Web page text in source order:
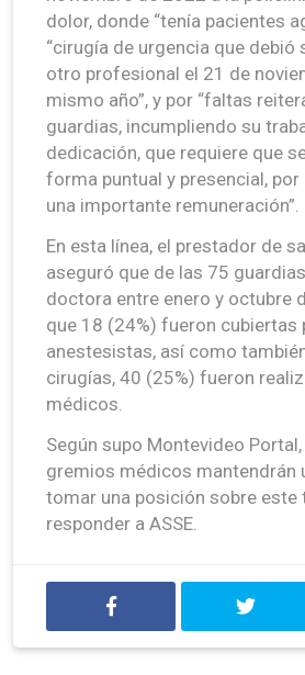
dolor, donde “tenía pacientes
“cirugía de urgencia que debió
otro profesional el 21 de
mismo año”, y por “faltas
guardias, incumpliendo su
dedicación, que requiere que
forma puntual y presencial, por
una importante remuneración”.
En esta línea, el prestador de
aseguró que de las 75
doctora entre enero y octubre
que 18 (24%) fueron cubiertas
anestesistas, así como
cirugías, 40 (25%) fueron
médicos.
Según supo Montevideo
gremios médicos mantendrán
tomar una posición sobre este
responder a ASSE.